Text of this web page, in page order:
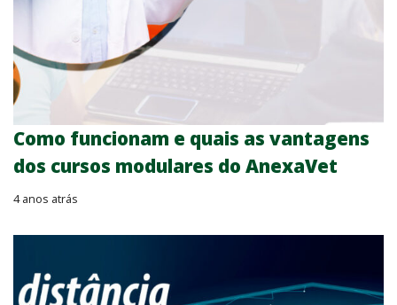
Como funcionam e quais as vantagens
dos cursos modulares do AnexaVet
4 anos atrás